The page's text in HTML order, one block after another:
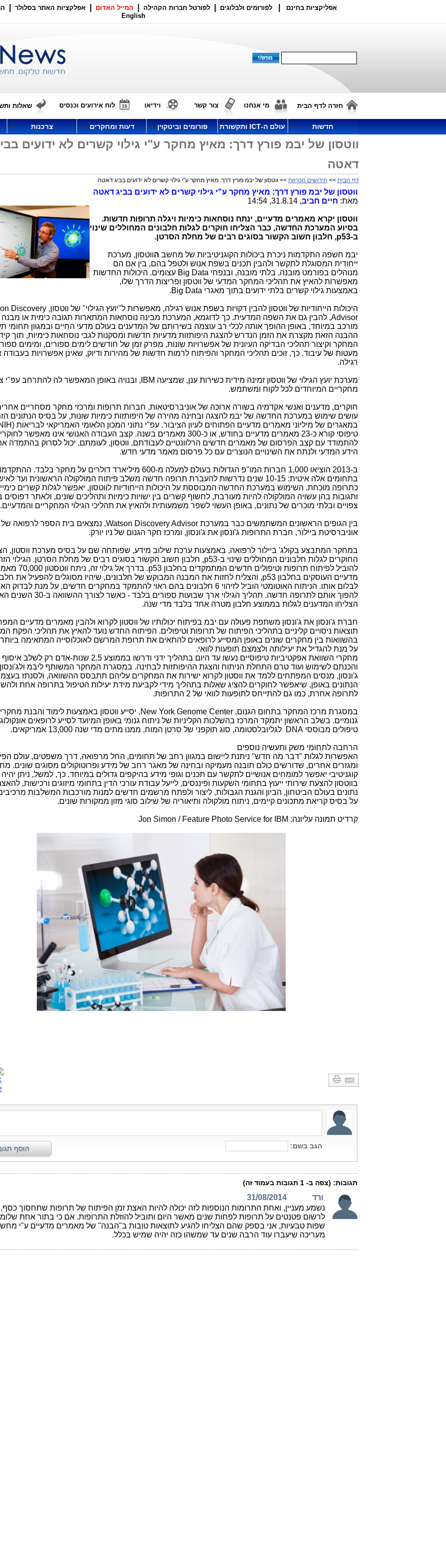
אפליקציות בחינם לפורומים ולבלוגים לפורטל חברות הקהילה המייל האדום אפלקציות האתר בסלולר
English
חזרה לדף הבית מי אנחנו צור קשר וידיאו לוח אירועים וכנסים שאלות
חדשות עולם ה-ICT ותקשורת פורומים וביטקוין דעות ומחקרים צרכנות
ווטסון של יבמ פורץ דרך: מאיץ מחקר ע"י גילוי קשרים לא ידועים
דאטה
דף הבית >> חידושים הכרזות >> ווטסון של יבמ פורץ דרך: מאיץ מחקר ע"י גילוי קשרים לא ידועים בביג דאטה
ווטסון של יבמ פורץ דרך: מאיץ מחקר ע"י גילוי קשרים לא ידועים בביג דאטה
מאת: חיים חביב, 31.8.14, 14:54
ווטסון יקרא מאמרים מדעיים, ינתח נוסחאות כימיות ויגלה תרופות חדשות.
בסיוע המערכת החדשה, כבר הצליחו חוקרים לגלות חלבונים המחוללים שינוי
ב-p53, חלבון חשוב הקשור בסוגים רבים של מחלת הסרטן.
יבמ חשפה התקדמות ניכרת ביכולות הקוגניטיביות של מחשב הווטסון, מערכת
ייחודית המסוגלת לתקשר ולהבין תכנים בשפת אנוש ולטפל בהם, בין אם הם
מנוהלים בפורמט מובנה, בלתי מובנה, ובנפחי Big Data עצומים. היכולות החדשות
מאפשרות להאיץ את תהליכי המחקר המדעי של ווטסון ופריצות הדרך שלו,
באמצעות גילוי קשרים בלתי ידועים בתוך מאגרי Big Data
.
היכולות הייחודיות של ווטסון להבין דקויות בשפת אנוש רגילה, מאפשרות ל"יועץ הגילוי" של ווטסון,Discovery
Advisor, להבין גם את השפה המדעית. כך לדוגמא, המערכת מבינה נוסחאות המתארות תגובה כימית או מבנה
מורכב במיוחד, באופן ההופך אותה לכלי רב עוצמה בשירותם של המדענים בעולם מדעי החיים ובמגוון תחומי
ההבנה הזאת מקצרת את הזמן הנדרש להצגת היפותזות מדעיות חדשות ומסקנות לגבי נוסחאות כימיות, תוך
המחקר וקיצור תהליכי הבדיקה העיונית של אפשרויות שונות, מפרק זמן של חודשים לימים ספורים, ומימים
מעטות של עיבוד. כך, זוכים תהליכי המחקר והפיתוח לרמות חדשות של מהירות ודיוק, שאינן אפשרויות בעבודה
רגילה.
מערכת יועץ הגילוי של ווטסון זמינה מידית כשירות ענן, שמציעה IBM , ובנויה באופן המאפשר לה להתרחב עפ"י
מחקריים המיוחדים לכל לקוח ומשתמש.
חוקרים, מדענים ואנשי אקדמיה בשורה ארוכה של אוניברסיטאות, חברות תרופות ומרכזי מחקר מסחריים
עושים שימוש במערכת החדשה של יבמ להצגה ובחינה מהירה של היפותזות כימיות שונות, על בסיס הנתונים
במאגרים של מיליוני מאמרים מדעיים הפתוחים לעיון הציבור. עפ"י נתוני המכון הלאומי האמריקאי לבריאות (
טיפוסי קורא כ-23 מאמרים מדעיים בחודש, או כ-300 מאמרים בשנה. קצב העבודה האנושי אינו מאפשר
להתמודד עם קצב הפרסום של מאמרים חדשים הרלוונטיים לעבודתם. ווטסון, לעומתם, יכול לסרוק בהתמדה
הידע המדעי ולנתח את השינויים הנוצרים עם כל פרסום מאמר מדעי חדש.
ב-2013 הוציאו 1,000 חברות המו"פ הגדולות בעולם למעלה מ-600 מיליארד דולרים על מחקר בלבד.
בתחומים אלה איטית: 10-15 שנים נדרשות להעברת תרופה חדשה משלב פיתוח המולקולה הראשונית ועד
כתרופה מוכחת. השימוש במערכת החדשה המבוססת על היכולות הייחודיות לווטסון, יאפשר לגלות קשרים
ותגובות בהן עשויה המולקולה להיות מעורבת, לחשוף קשרים בין ישויות כימיות ותהליכים שונים, ולאתר דפוסים
צפויים ובלתי מוכרים של נתונים, באופן העשוי לשפר משמעותית ולהאיץ את תהליכי הגילוי המחקריים והמדעיים.
בין הגופים הראשונים המשתמשים כבר במערכתWatson Discovery Advisor, נמצאים בית הספר לרפואה של
אוניברסיטת ביילור, חברת התרופות ג'ונסון את ג'ונסון, ומרכז חקר הגנום של ניו יורק.
במחקר המתבצע בקולג' ביילור לרפואה, באמצעות ערכת שילוב מידע, שפותחה שם על בסיס מערכת ווסטון,
החוקרים לגלות חלבונים המחוללים שינוי ב-p53, חלבון חשוב הקשור בסוגים רבים של מחלת הסרטן. הגילוי
להוביל לפיתוח תרופות וטיפולים חדשים המתמקדים בחלבוןp53
. בדרך אל גילוי זה, ניתח
מדעיים העוסקים בחלבוןp53, והצליח לחזות את המבנה המבוקש של חלבונים, שיהיו מסוגלים להפעיל את
לבלום אותו. הניתוח האוטומטי הוביל לזיהוי 6 חלבונים בהם ראוי להתמקד במחקרים חדשים, על מנת
להפוך אותם לתרופה חדשה. תהליך הגילוי ארך שבועות
הצליחו המדענים לגלות בממוצע חלבון מטרה אחד בלבד מדי שנה.
חברת ג'ונסון את ג'ונסון משתפת פעולה עם יבמ בפיתוח יכולותיו של ווסטון לקרוא ולהבין מאמרים מדעיים
תוצאות ניסויים קליניים בתהליכי הפיתוח של תרופות וטיפולים. הפיתוח החדש נועד להאיץ את תהליכי הפקת
בהשוואות בין מחקרים שונים באופן המסייע לרופאים להתאים את תרופת המרשם לאוכלוסייה המתאימה
על מנת להגדיל את יעילותה ולצמצם תופעות לוואי.
מחקרי השוואת אפקטיביות טיפוסיים נעשו עד היום בתהליך ידני ודרשו בממוצע 2.5 שנות-
והכנתם לשימוש ועוד טרם התחלת הניתוח והצגת ההיפותזות לבחינה. במסגרת המחקר המשותף ליבמ
ג'ונסון, מנסים המפתחים ללמד את ווסטון לקרוא ישירות את המחקרים עליהם תתבסס ההשוואה, ולסנתז
הנתונים באופן, שיאפשר לחוקרים להציג שאלות בתהליך מידי לקביעת מידת יעילות הטיפול בתרופה אחת
לתרופה אחרת, כמו גם להתייחס לתופעות לוואי של 2 התרופות.
במסגרת מרכז המחקר בתחום הגנום,New York Genome Center, יסייע ווטסון באמצעות לימוד והבנת
גנומיים. בשלב הראשון יתמקד המרכז בהשלכות הקליניות של ניתוח גנומי באופן המיועד לסייע לרופאים
טיפולים מבוססיDNA לגליובלסטומה, סוג תוקפני של סרטן המוח, ממנו מתים מדי שנה 13,000 אמריקאים.
הרחבה לתחומי משק ותעשיה נוספים
האפשרות לגלות "דבר מה חדש" ניתנת ליישום במגוון רחב של תחומים, החל מרפואה, דרך משפטים, עולם
ומגזרים אחרים, שדורשים כולם תובנה מעמיקה ובחינה של מאגר רחב של מידע ופרוטוקולים מסוגים שונים.
קוגניטיבי יאפשר למומחים אנושיים לתקשר עם תכנים וגופי מידע בהיקפים גדולים במיוחד. כך, למשל, ניתן
בווטסון להצעת שירותי ייעוץ בתחומי השקעות ופיננסים, לייעל עבודת עורכי הדין בתחומי מיזוגים ורכישות,
נתונים בעולם הביטחון, הביון והגנת הגבולות, ליצור ולפתח מרשמים חדשים למנות מורכבות המשלבות
על בסיס קריאת מתכונים קיימים, ניתוח מולקולה ותיאוריה של שילוב סוגי מזון ממקורות שונים.
קרדיט תמונה עליונה: Jon Simon / Feature Photo Service for IBM